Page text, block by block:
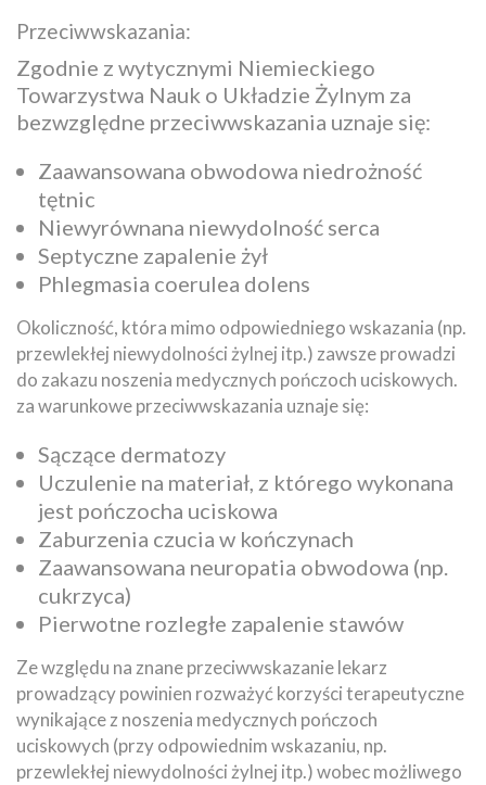
Przeciwwskazania:
Zgodnie z wytycznymi Niemieckiego
Towarzystwa Nauk o Układzie Żylnym za
bezwzględne przeciwwskazania uznaje się:
Zaawansowana obwodowa niedrożność
tętnic
Niewyrównana niewydolność serca
Septyczne zapalenie żył
Phlegmasia coerulea dolens
Okoliczność, która mimo odpowiedniego wskazania (np.
przewlekłej niewydolności żylnej itp.) zawsze prowadzi
do zakazu noszenia medycznych pończoch uciskowych.
za warunkowe przeciwwskazania uznaje się:
Sączące dermatozy
Uczulenie na materiał, z którego wykonana
jest pończocha uciskowa
Zaburzenia czucia w kończynach
Zaawansowana neuropatia obwodowa (np.
cukrzyca)
Pierwotne rozległe zapalenie stawów
Ze względu na znane przeciwwskazanie lekarz
prowadzący powinien rozważyć korzyści terapeutyczne
wynikające z noszenia medycznych pończoch
uciskowych (przy odpowiednim wskazaniu, np.
przewlekłej niewydolności żylnej itp.) wobec możliwego